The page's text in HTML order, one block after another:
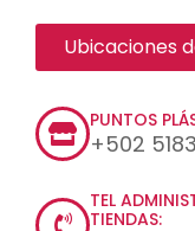
Ubicaciones
PUNTOS
+502
TEL
TIENDAS: